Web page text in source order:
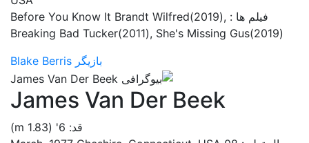
فیلم ها : Before You Know It Brandt Wilfred(2019),
Breaking Bad Tucker(2011), She's Missing Gus(2019)
بازیگر Blake Berris
James Van Der Beek
قد: 6' (1.83 m)